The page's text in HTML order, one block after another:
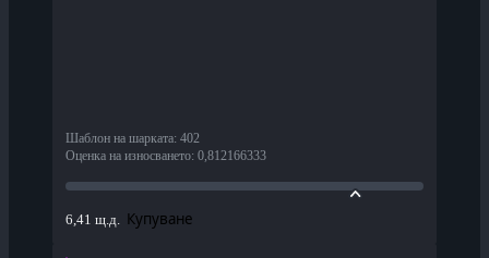
Шаблон на шарката: 402
Оценка на износването: 0,812166333
6,41 щ.д. Купуване